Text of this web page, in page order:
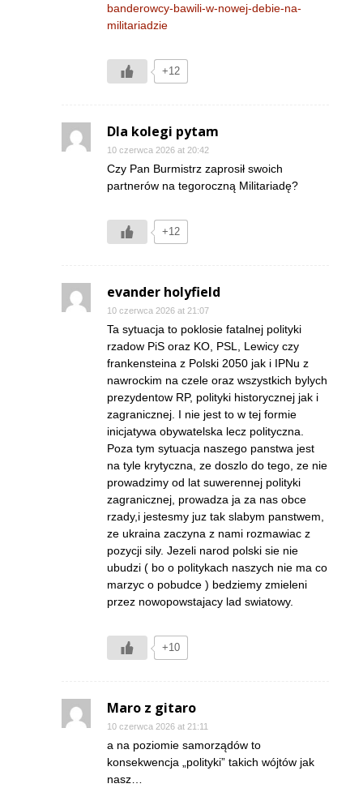
banderowcy-bawili-w-nowej-debie-na-
militariadzie
+12
Dla kolegi pytam
10 czerwca 2026 at 20:42
Czy Pan Burmistrz zaprosił swoich
partnerów na tegoroczną Militariadę?
+12
evander holyfield
10 czerwca 2026 at 21:07
Ta sytuacja to poklosie fatalnej polityki
rzadow PiS oraz KO, PSL, Lewicy czy
frankensteina z Polski 2050 jak i IPNu z
nawrockim na czele oraz wszystkich bylych
prezydentow RP, polityki historycznej jak i
zagranicznej. I nie jest to w tej formie
inicjatywa obywatelska lecz polityczna.
Poza tym sytuacja naszego panstwa jest
na tyle krytyczna, ze doszlo do tego, ze nie
prowadzimy od lat suwerennej polityki
zagranicznej, prowadza ja za nas obce
rzady,i jestesmy juz tak slabym panstwem,
ze ukraina zaczyna z nami rozmawiac z
pozycji sily. Jezeli narod polski sie nie
ubudzi ( bo o politykach naszych nie ma co
marzyc o pobudce ) bedziemy zmieleni
przez nowopowstajacy lad swiatowy.
+10
Maro z gitaro
10 czerwca 2026 at 21:11
a na poziomie samorządów to
konsekwencja „polityki” takich wójtów jak
nasz…